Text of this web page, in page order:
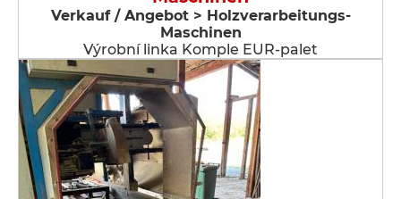
Verkauf / Angebot > Holzverarbeitungs-
Maschinen
Výrobní linka Komple EUR-palet